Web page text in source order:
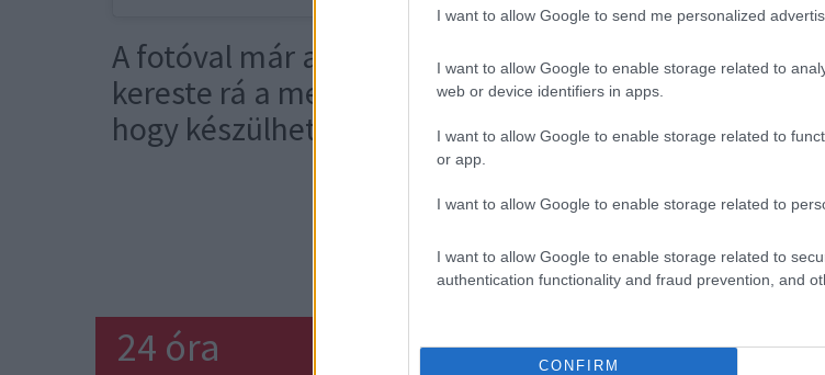
I want to allow Google to send me personalized
I want to allow Google to enable storage related to
web or device identifiers in apps.
I want to allow Google to enable storage related to
or app.
I want to allow Google to enable storage related to
I want to allow Google to enable storage related to
authentication functionality and fraud prevention, and
CONFIRM
A fotóval már a szalomban körbeszaladt a nő.
kereste rá a megoldást, míg egy férfi el is
hogy készülhetett ez a kép!
Lapozz a folytatásért!
ESKÜVŐ MENYASSZONY RUHA
24 óra